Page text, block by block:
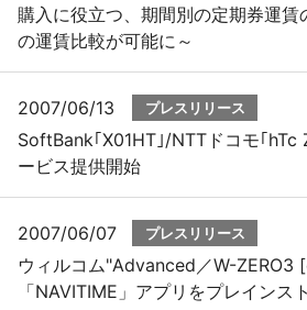
購入に役立つ、期間別の定期券運賃
の運賃比較が可能に～
2007/06/13 プレスリリース
SoftBank｢X01HT｣/NTTドコモ｢hTc
ービス提供開始
2007/06/07 プレスリリース
ウィルコム"Advanced／W-ZERO3
「NAVITIME」アプリをプレインス